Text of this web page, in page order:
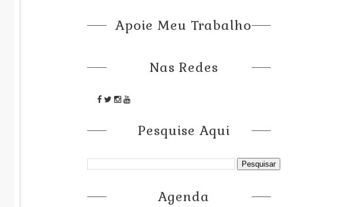
Apoie Meu Trabalho
Nas Redes
Pesquise Aqui
Agenda